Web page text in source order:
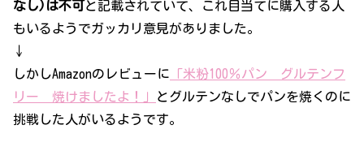
なし)は不可と記載されていて、これ目当てに購入する人
もいるようでガッカリ意見がありました。
↓
しかしAmazonのレビューに 「米粉100％パン グルテンフ
リー 焼けましたよ！」
とグルテンなしでパンを焼くのに
挑戦した人がいるようです。